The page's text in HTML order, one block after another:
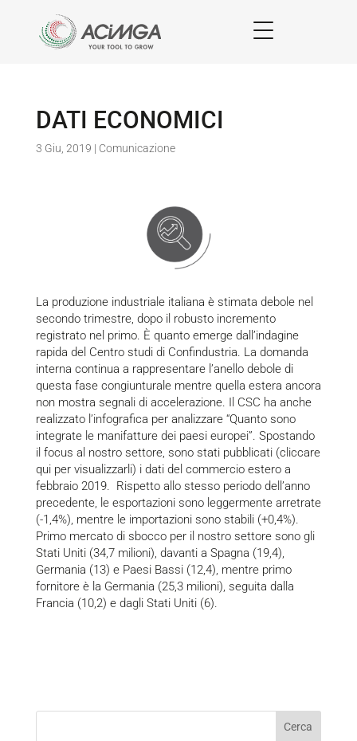
DATI ECONOMICI
3 Giu, 2019 | Comunicazione
La produzione industriale italiana è stimata debole nel
secondo trimestre, dopo il robusto incremento
registrato nel primo. È quanto emerge dall’indagine
rapida del Centro studi di Confindustria. La domanda
interna continua a rappresentare l’anello debole di
questa fase congiunturale mentre quella estera ancora
non mostra segnali di accelerazione. Il CSC ha anche
realizzato l’infografica per analizzare “Quanto sono
integrate le manifatture dei paesi europei”. Spostando
il focus al nostro settore, sono stati pubblicati (cliccare
quiper visualizzarli) i dati del commercio estero a
febbraio 2019. Rispetto allo stesso periodo dell’anno
precedente, le esportazioni sono leggermente arretrate
(-1,4%), mentre le importazioni sono stabili (+0,4%).
Primo mercato di sbocco per il nostro settore sono gli
Stati Uniti (34,7 milioni), davanti a Spagna (19,4),
Germania (13) e Paesi Bassi (12,4), mentre primo
fornitore è la Germania (25,3 milioni), seguita dalla
Francia (10,2) e dagli Stati Uniti (6).